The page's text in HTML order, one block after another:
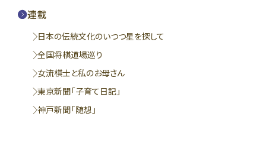
連載
日本の伝統文化のいつつ星を探して
全国将棋道場巡り
女流棋士と私のお母さん
東京新聞「子育て日記」
神戸新聞「随想」